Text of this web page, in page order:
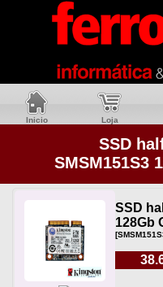
Inicio Loja
SSD
SMSM151S3
SSD
128Gb